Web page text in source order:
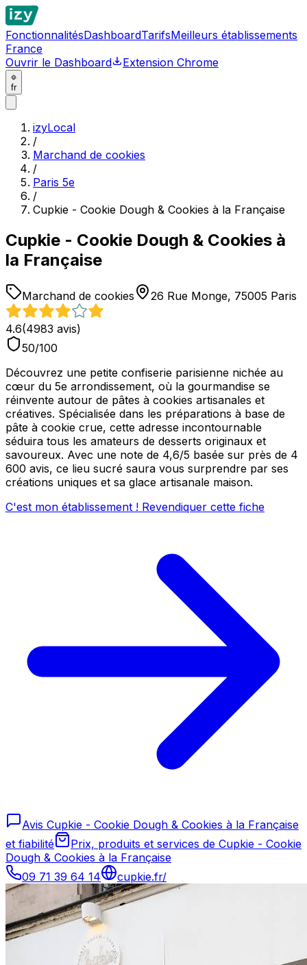
FonctionnalitésDashboardTarifsMeilleurs établissements
France
Ouvrir le Dashboard
Extension Chrome
fr
izyLocal
/
Marchand de cookies
/
Paris 5e
/
Cupkie - Cookie Dough & Cookies à la Française
Cupkie - Cookie Dough & Cookies à
la Française
Marchand de cookies 26 Rue Monge, 75005 Paris
4.6(4983 avis)
50/100
Découvrez une petite confiserie parisienne nichée au
cœur du 5e arrondissement, où la gourmandise se
réinvente autour de pâtes à cookies artisanales et
créatives. Spécialisée dans les préparations à base de
pâte à cookie crue, cette adresse incontournable
séduira tous les amateurs de desserts originaux et
savoureux. Avec une note de 4,6/5 basée sur près de 4
600 avis, ce lieu sucré saura vous surprendre par ses
créations uniques et sa glace artisanale maison.
C'est mon établissement ! Revendiquer cette fiche
Avis Cupkie - Cookie Dough & Cookies à la Française
et fiabilité
Prix, produits et services de Cupkie - Cookie
Dough & Cookies à la Française
09 71 39 64 14
cupkie.fr/